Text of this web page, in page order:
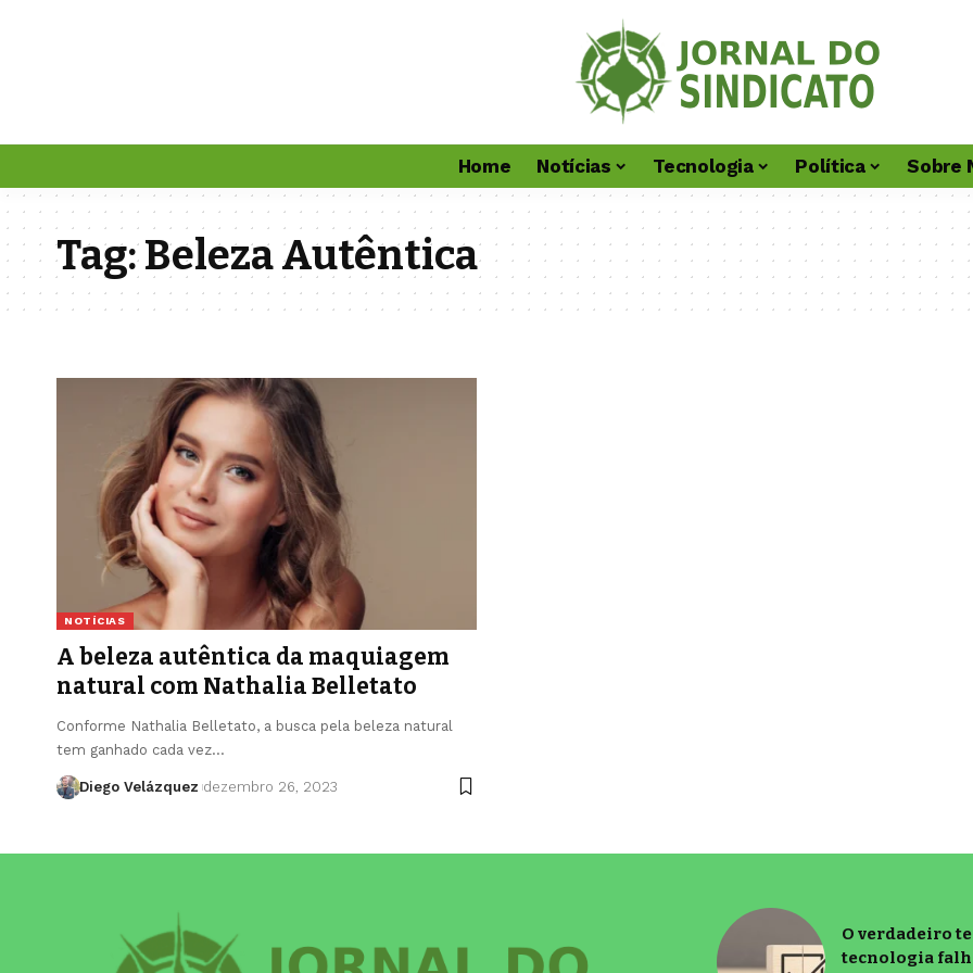
Home Notícias Tecnologia Política Sobre
Tag:Beleza Autêntica
NOTÍCIAS
A beleza autêntica da maquiagem
natural com Nathalia Belletato
Conforme Nathalia Belletato, a busca pela beleza natural
tem ganhado cada vez…
Diego Velázquez dezembro 26, 2023
O verdadeiro
tecnologia